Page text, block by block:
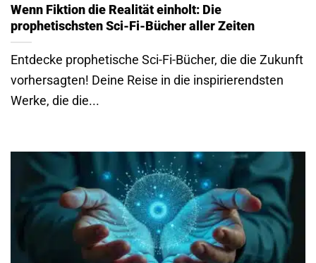
Wenn Fiktion die Realität einholt: Die
prophetischsten Sci-Fi-Bücher aller Zeiten
Entdecke prophetische Sci-Fi-Bücher, die die Zukunft
vorhersagten! Deine Reise in die inspirierendsten
Werke, die die...